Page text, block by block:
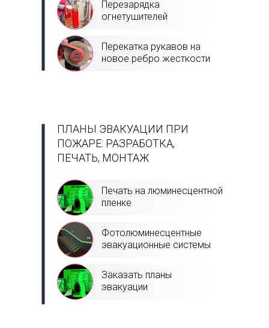
Перезарядка
огнетушителей
Перекатка рукавов на
новое ребро жесткости
ПЛАНЫ ЭВАКУАЦИИ ПРИ
ПОЖАРЕ: РАЗРАБОТКА,
ПЕЧАТЬ, МОНТАЖ
Печать на люминесцентной
пленке
Фотолюминесцентные
эвакуационные системы
Заказать планы
эвакуации